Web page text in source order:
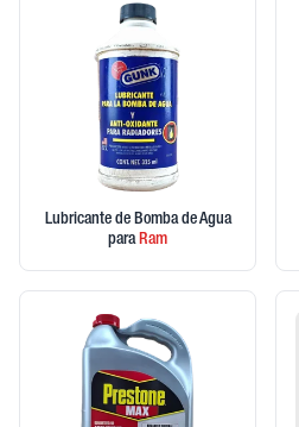
Lubricante de Bomba de Agua
paraRam